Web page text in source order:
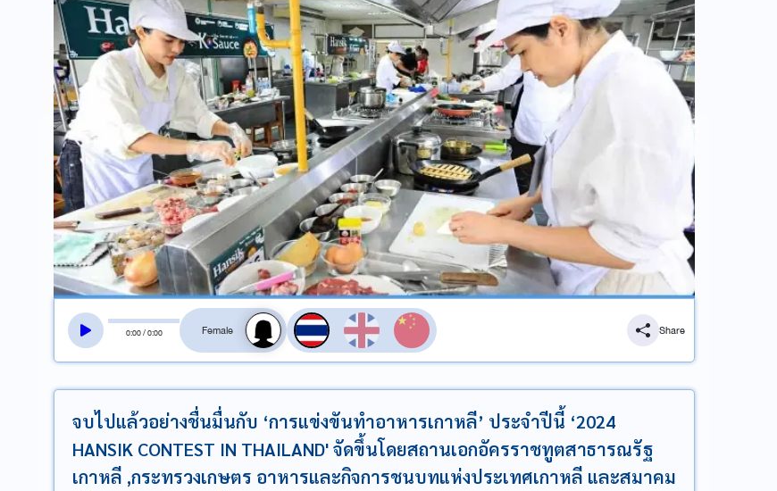
0:00/0:00
สลับเสียงอ่าน
Share
จบไปแล้วอย่างชื่นมื่นกับ ‘การแข่งขันทำอาหารเกาหลี’ ประจำปีนี้ ‘2024
HANSIK CONTEST IN THAILAND' จัดขึ้นโดยสถานเอกอัครราชทูตสาธารณรัฐ
เกาหลี ,กระทรวงเกษตร อาหารและกิจการชนบทแห่งประเทศเกาหลี และสมาคม